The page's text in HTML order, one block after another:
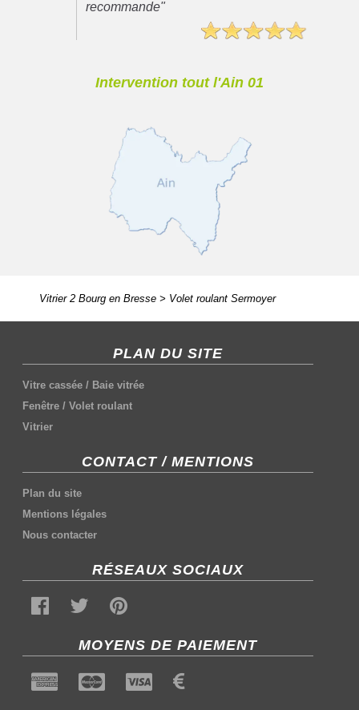
recommande"
Intervention tout l'Ain 01
Vitrier 2 Bourg en Bresse> Volet roulant Sermoyer
PLAN DU SITE
Vitre cassée / Baie vitrée
Fenêtre /Volet roulant
Vitrier
CONTACT / MENTIONS
Plan du site
Mentions légales
Nous contacter
RÉSEAUX SOCIAUX
MOYENS DE PAIEMENT